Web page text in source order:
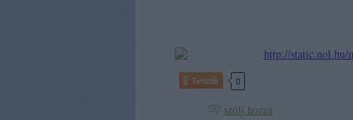
Tetszik 0
szólj hozzá